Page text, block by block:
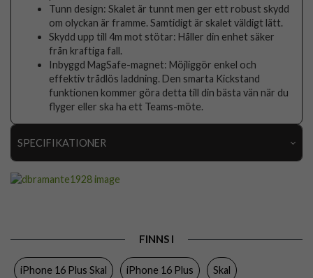
Tunn design: Skalet är tunnt men ger ett robust skydd
om olyckan är framme. Samtidigt är skalet väldigt lätt.
Skydd upp till 4m mot stötar: Håller din enhet säker
från kraftiga fall.
Inbyggd MagSafe-magnet: Möjliggör enkel och
effektiv trådlös laddning. Den smarta Kickstand
funktionen kommer göra detta till din bästa vän när du
flyger eller ska ha ett Teams-möte.
SPECIFIKATIONER
MagSafe-kompatibel, Miljövänlig,
Stativfunktion
FINNS I
iPhone 16 Plus Skal iPhone 16 Plus Skal